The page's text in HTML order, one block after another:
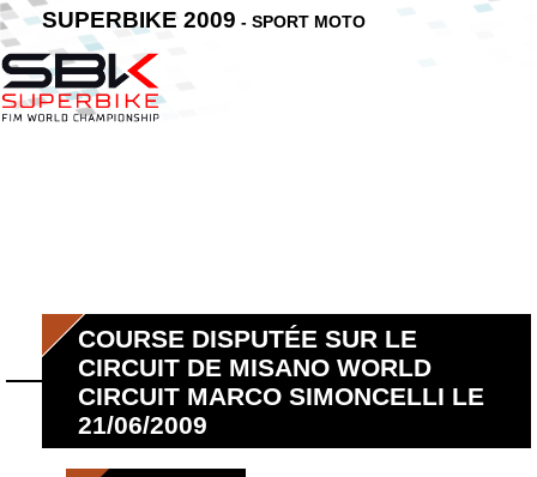
SUPERBIKE 2009 - SPORT MOTO
COURSE DISPUTÉE SUR LE
CIRCUIT DE MISANO WORLD
CIRCUIT MARCO SIMONCELLI LE
21/06/2009